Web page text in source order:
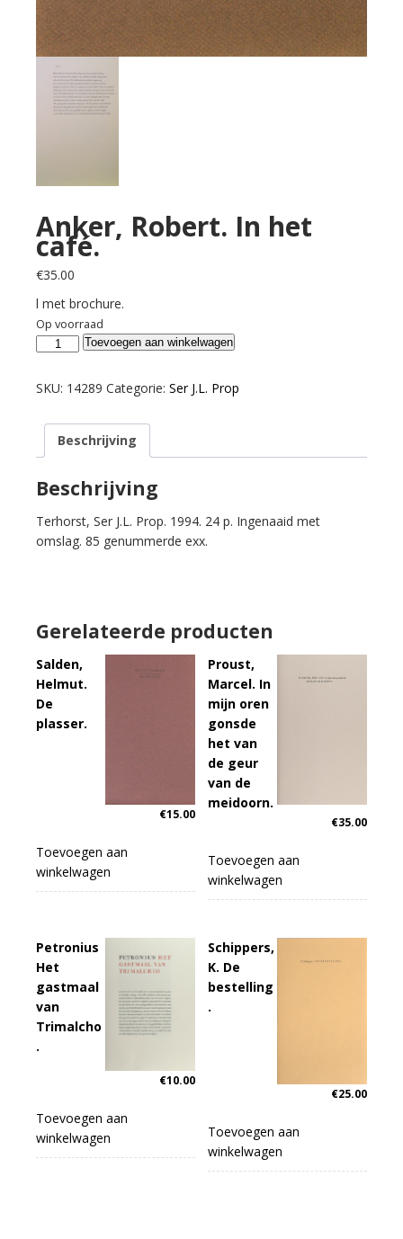
Anker, Robert. In het
café.
€35.00
l met brochure.
Op voorraad
Anker,
In
café.
aantal
Toevoegen aan winkelwagen
SKU: 14289 Categorie: Ser J.L. Prop
Beschrijving
Beschrijving
Terhorst, Ser J.L. Prop. 1994. 24 p. Ingenaaid met
omslag. 85 genummerde exx.
Gerelateerde producten
Salden,
Helmut.
De
plasser.
€15.00
Toevoegen aan
winkelwagen
Proust,
Marcel. In
mijn oren
gonsde
het van
de geur
van de
meidoorn.
€35.00
Toevoegen aan
winkelwagen
Petronius
Het
gastmaal
van
Trimalcho
.
€10.00
Toevoegen aan
winkelwagen
Schippers,
K. De
bestelling
.
€25.00
Toevoegen aan
winkelwagen